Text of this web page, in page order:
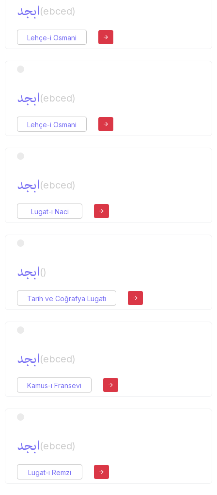
ابجد(ebced)
Lehçe-i Osmani
ابجد(ebced)
Lehçe-i Osmani
ابجد(ebced)
Lugat-ı Naci
ابجد()
Tarih ve Coğrafya Lugatı
ابجد(ebced)
Kamus-ı Fransevi
ابجد(ebced)
Lugat-ı Remzi